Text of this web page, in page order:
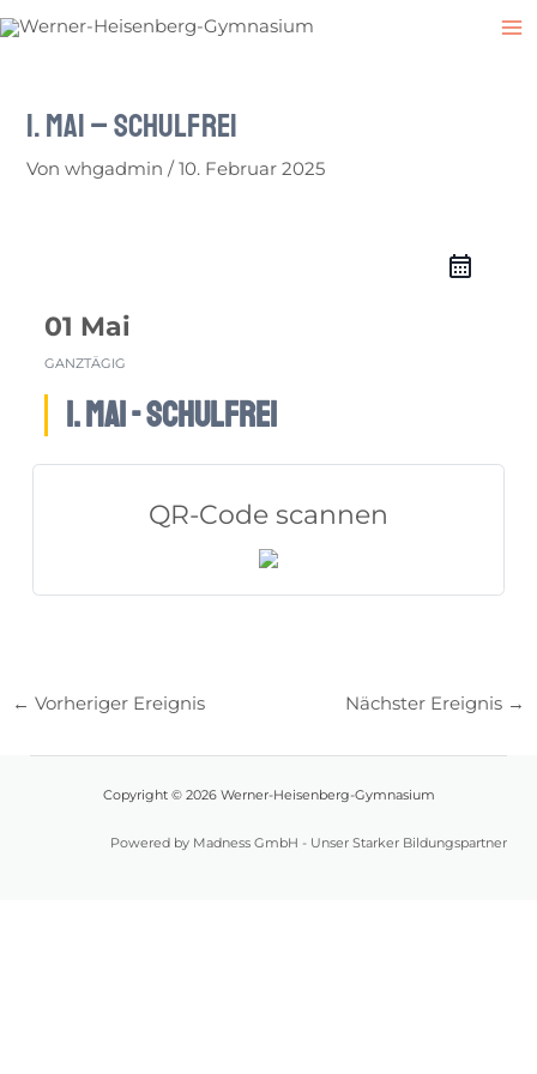
Inhalt
1. Mai – Schulfrei
Vonwhgadmin/10. Februar 2025
01 Mai
GANZTÄGIG
1. Mai - Schulfrei
QR-Code scannen
navigation
← Vorheriger Ereignis Nächster Ereignis →
Copyright © 2026 Werner-Heisenberg-Gymnasium
Powered by Madness GmbH - Unser Starker Bildungspartner